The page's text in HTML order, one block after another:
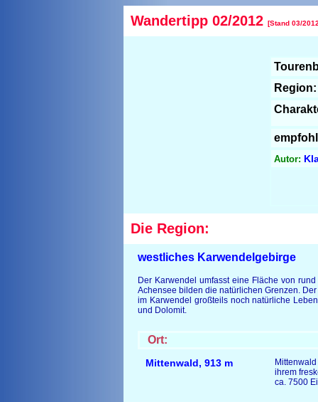
Wandertipp 02/2012 [Stand 03/
Region:
Autor:
Die Region:
westliches Karwendelgebirge
Der Karwendel umfasst eine Fläche von
Achensee bilden die natürlichen Grenzen.
im Karwendel großteils noch natürliche
und Dolomit.
Ort:
Mittenwald, 913 m
ihrem
ca. 7500